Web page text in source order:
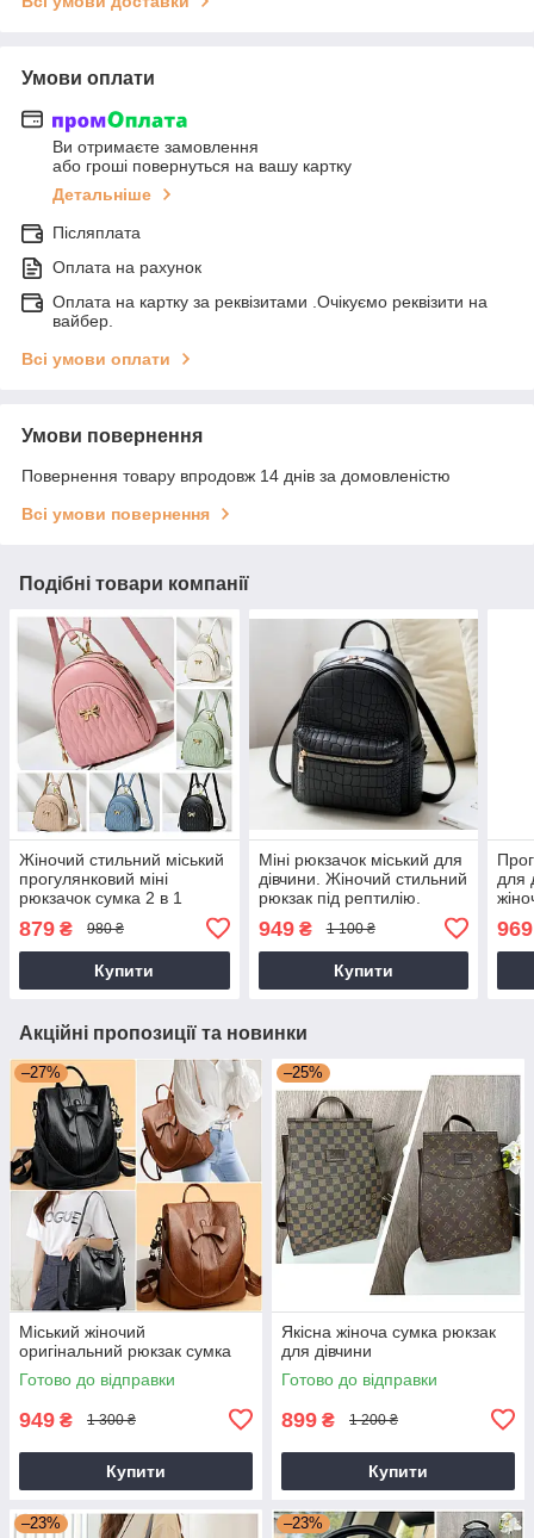
Умови оплати
Ви отримаєте замовлення
або гроші повернуться на вашу картку
Детальніше
Післяплата
Оплата на рахунок
Оплата на картку за реквізитами .Очікуємо реквізити на
вайбер.
Всі умови оплати
Умови повернення
Повернення товару впродовж 14 днів за домовленістю
Всі умови повернення
Подібні товари компанії
Жіночий стильний міський
прогулянковий міні
рюкзачок сумка 2 в 1
879 ₴ 980 ₴
Купити
Міні рюкзачок міський для
дівчини. Жіночий стильний
рюкзак під рептилію.
949₴ 1 100 ₴
Купити
для
969
Акційні пропозиції та новинки
–27%
Міський жіночий
оригінальний рюкзак сумка
Готово до відправки
949 ₴ 1 300 ₴
Купити
–25%
Якісна жіноча сумка рюкзак
для дівчини
Готово до відправки
899 ₴ 1 200 ₴
Купити
–23% –23%